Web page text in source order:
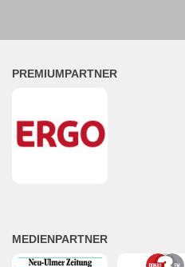
PREMIUMPARTNER
MEDIENPARTNER